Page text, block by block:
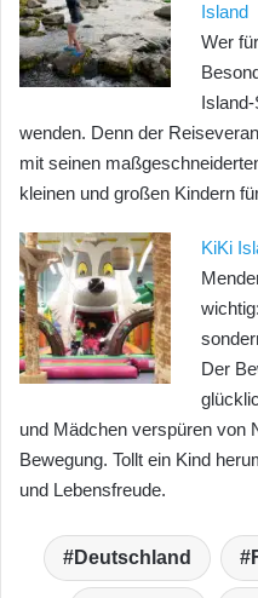
Island
Wer
wenden. Denn der
mit seinen
kleinen und großen Kindern
KiKi
Der
und Mädchen verspüren von
Bewegung. Tollt ein Kind
und Lebensfreude.
Deutschland